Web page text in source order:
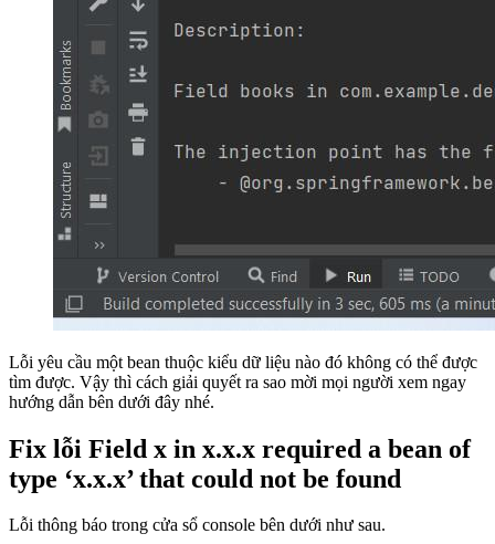
Lỗi yêu cầu một bean thuộc kiểu dữ liệu nào đó không có thể được
tìm được. Vậy thì cách giải quyết ra sao mời mọi người xem ngay
hướng dẫn bên dưới đây nhé.
Fix lỗi Field x in x.x.x required a bean of
type ‘x.x.x’ that could not be found
Lỗi thông báo trong cửa sổ console bên dưới như sau.